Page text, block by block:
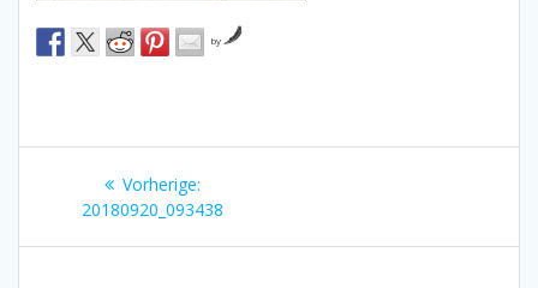
by
Beitragsnavigation
Vorherige:Vorheriger
Beitrag:
20180920_093438